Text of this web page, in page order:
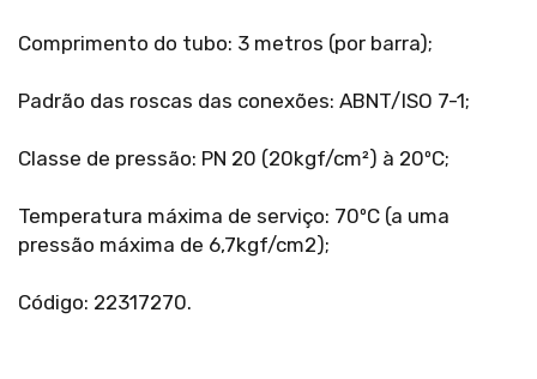
Comprimento do tubo: 3 metros (por barra);
Padrão das roscas das conexões: ABNT/ISO 7-1;
Classe de pressão: PN 20 (20kgf/cm²) à 20ºC;
Temperatura máxima de serviço: 70ºC (a uma
pressão máxima de 6,7kgf/cm2);
Código: 22317270.